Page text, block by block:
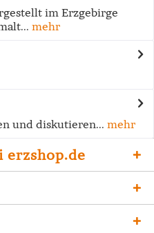
im Erzgebirge
mehr
und diskutieren... mehr
erzshop.de